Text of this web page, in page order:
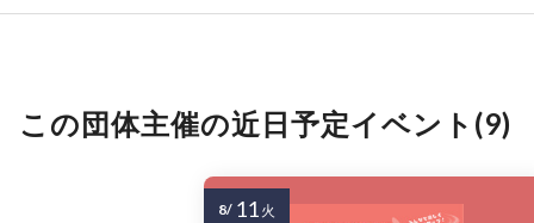
この団体主催の近日予定イベント(9)
8/ 11 火